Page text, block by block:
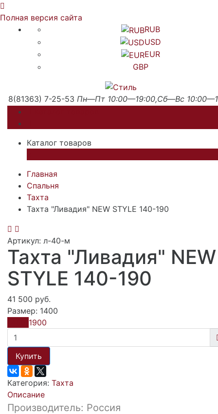
Полная версия сайта
RUB
USD
EUR
GBP
8(81363) 7-25-53 Пн—Пт 10:00—19:00,Сб—Вс
Каталог товаров
Главная
Спальня
Тахта
Тахта "Ливадия" NEW STYLE 140-190
Артикул: л-40-м
Тахта "Ливадия" NEW
STYLE 140-190
41 500 руб.
Размер: 1400
1900
Купить
Категория: Тахта
Описание
Производитель: Россия